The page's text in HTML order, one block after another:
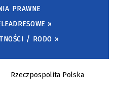
PRAWNE
»
/ RODO »